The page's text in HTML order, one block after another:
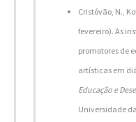
Cristóvão, N.,
fevereiro). As
promotores de
artísticas em
Educação e
Universidade